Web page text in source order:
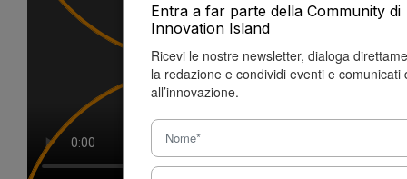
Entra a far parte della Community di
Innovation Island
Ricevi le nostre newsletter, dialoga
la redazione e condividi eventi e comunicati
all’innovazione.